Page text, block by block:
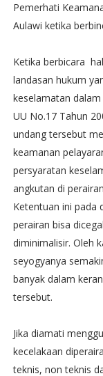
Pemerhati
Aulawi ketika
Ketika berbicara
landasan hukum
keselamatan
UU No.17 Tahun
undang tersebut
keamanan
persyaratan
angkutan di
Ketentuan ini pada
perairan bisa
diminimalisir. Oleh
seyogyanya
banyak dalam
tersebut.
Jika diamati
kecelakaan
teknis, non teknis